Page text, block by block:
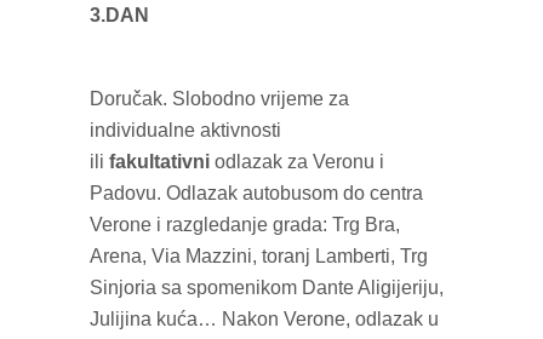
3.DAN
Doručak. Slobodno vrijeme za
individualne aktivnosti
ili fakultativni odlazak za Veronu i
Padovu. Odlazak autobusom do centra
Verone i razgledanje grada: Trg Bra,
Arena, Via Mazzini, toranj Lamberti, Trg
Sinjoria sa spomenikom Dante Aligijeriju,
Julijina kuća… Nakon Verone, odlazak u